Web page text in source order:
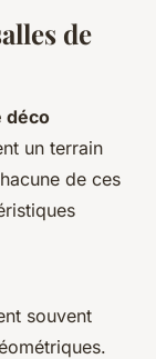
de
déco
un terrain
de ces
souvent